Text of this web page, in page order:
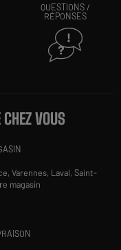
QUESTIONS /
RÉPONSES
VOUS
Varennes, Laval,Saint-
magasin